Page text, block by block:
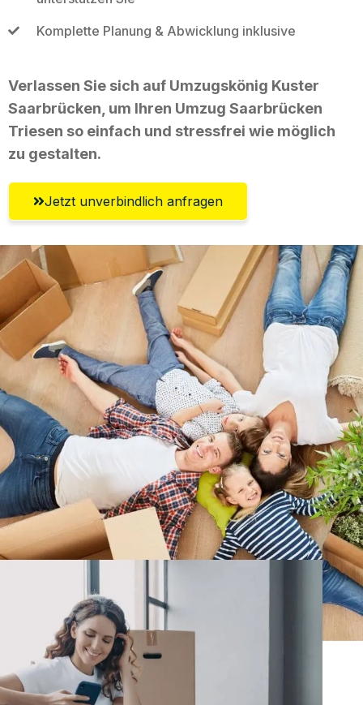
Komplette Planung & Abwicklung inklusive
Verlassen Sie sich auf Umzugskönig Kuster
Saarbrücken, um Ihren Umzug Saarbrücken
Triesen so einfach und stressfrei wie möglich
zu gestalten.
Jetzt unverbindlich anfragen